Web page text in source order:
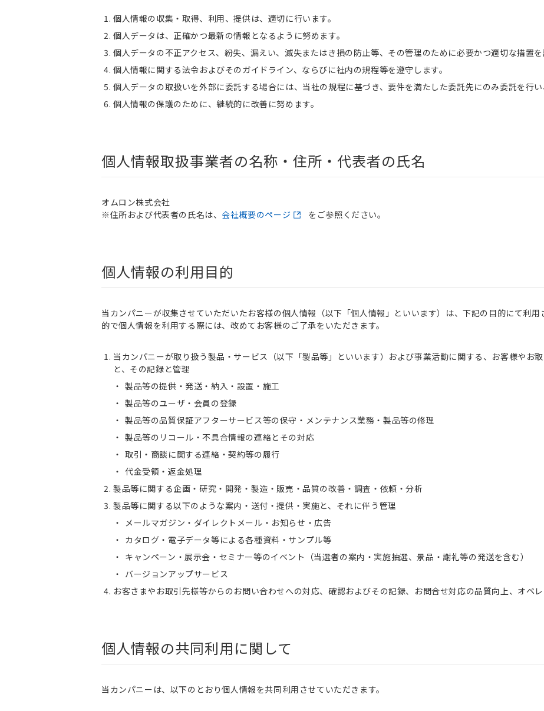
個人情報の収集・取得、利用、提供は、適切に行います。
個人データは、正確かつ最新の情報となるように努めます。
個人データの不正アクセス、紛失、漏えい、滅失またはき損の防止等、その管理のために必要かつ適切な措置を
個人情報に関する法令およびそのガイドライン、ならびに社内の規程等を遵守します。
個人データの取扱いを外部に委託する場合には、当社の規程に基づき、要件を満たした委託先にのみ委託を行い
個人情報の保護のために、継続的に改善に努めます。
個人情報取扱事業者の名称・住所・代表者の氏名
オムロン株式会社
※住所および代表者の氏名は、会社概要のページ をご参照ください。
個人情報の利用目的
当カンパニーが収集させていただいたお客様の個人情報（以下「個人情報」といいます）は、下記の目的にて利
的で個人情報を利用する際には、改めてお客様のご了承をいただきます。
当カンパニーが取り扱う製品・サービス（以下「製品等」といいます）および事業活動に関する、お客様やお
と、その記録と管理
製品等の提供・発送・納入・設置・施工
製品等のユーザ・会員の登録
製品等の品質保証アフターサービス等の保守・メンテナンス業務・製品等の修理
製品等のリコール・不具合情報の連絡とその対応
取引・商談に関する連絡・契約等の履行
代金受領・返金処理
製品等に関する企画・研究・開発・製造・販売・品質の改善・調査・依頼・分析
製品等に関する以下のような案内・送付・提供・実施と、それに伴う管理
メールマガジン・ダイレクトメール・お知らせ・広告
カタログ・電子データ等による各種資料・サンプル等
キャンペーン・展示会・セミナー等のイベント（当選者の案内・実施抽選、景品・謝礼等の発送を含む）
バージョンアップサービス
お客さまやお取引先様等からのお問い合わせへの対応、確認およびその記録、お問合せ対応の品質向上、オペ
個人情報の共同利用に関して
当カンパニーは、以下のとおり個人情報を共同利用させていただきます。